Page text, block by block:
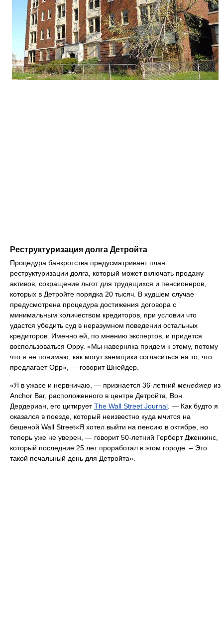
Реструктуризация долга Детройта
Процедура банкротства предусматривает план
реструктуризации долга, который может включать продажу
активов, сокращение льгот для трудящихся и пенсионеров,
которых в Детройте порядка 20 тысяч. В худшем случае
предусмотрена процедура достижения договора с
минимальным количеством кредиторов, при условии что
удастся убедить суд в неразумном поведении остальных
кредиторов. Именно ей, по мнению экспертов, и придется
воспользоваться Орру. «Мы наверняка придем к этому, потому
что я не понимаю, как могут заемщики согласиться на то, что
предлагает Орр», — говорит Шнейдер.
«Я в ужасе и нервничаю, — признается 36-летний менеджер из
Anchor Bar, расположенного в центре Детройта, Вон
Дердериан, его цитируетThe Wall Street Journal . — Как будто я
оказался в поезде, который неизвестно куда мчится на
бешеной Wall Street«Я хотел выйти на пенсию в октябре, но
теперь уже не уверен, — говорит 50-летний Герберт Дженкинс,
который последние 25 лет проработал в этом городе. – Это
такой печальный день для Детройта».